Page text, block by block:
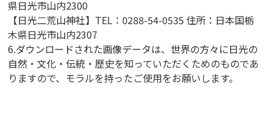
県日光市山内2300
【日光二荒山神社】TEL：0288-54-0535 住所：日本国栃
木県日光市山内2307
6.ダウンロードされた画像データは、世界の方々に日光の
自然・文化・伝統・歴史を知っていただくためのものであ
りますので、モラルを持ったご使用をお願いします。